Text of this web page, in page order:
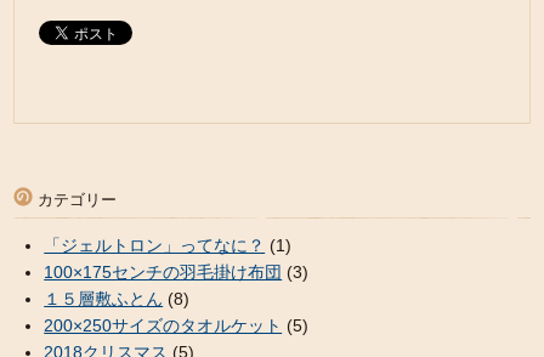
カテゴリー
「ジェルトロン」ってなに？ (1)
100×175センチの羽毛掛け布団 (3)
１５層敷ふとん (8)
200×250サイズのタオルケット (5)
2018クリスマス (5)